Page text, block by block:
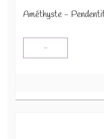
Améthyste -
-